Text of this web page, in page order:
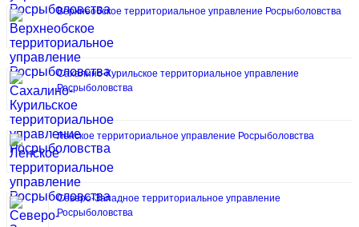
Верхнеобское территориальное управление Росрыболовства
Сахалино-Курильское территориальное управление
Росрыболовства
Ленское территориальное управление Росрыболовства
Северо-Западное территориальное управление
Росрыболовства